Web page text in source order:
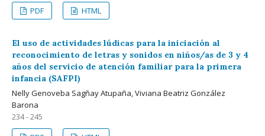
PDF
HTML
El uso de actividades lúdicas para la iniciación al
reconocimiento de letras y sonidos en niños/as de 3 y 4
años del servicio de atención familiar para la primera
infancia (SAFPI)
Nelly Genoveba Sagñay Atupaña, Viviana Beatriz González
Barona
234 - 245